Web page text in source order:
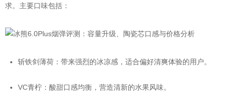
求。主要口味包括：
斩铁剑薄荷：带来强烈的冰凉感，适合偏好清爽体验的用户。
VC青柠：酸甜口感均衡，营造清新的水果风味。